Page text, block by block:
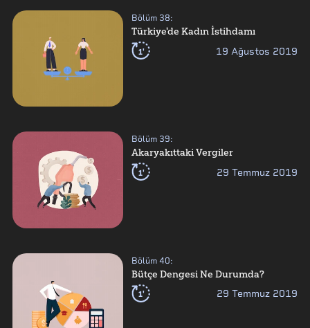
Bölüm 38:
Türkiye'de Kadın İstihdamı
1' 19 Ağustos 2019
Bölüm 39:
Akaryakıttaki Vergiler
1' 29 Temmuz 2019
Bölüm 40:
Bütçe Dengesi Ne Durumda?
1' 29 Temmuz 2019